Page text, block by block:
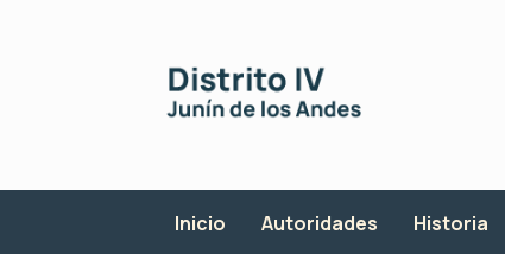
Inicio Autoridades Historia